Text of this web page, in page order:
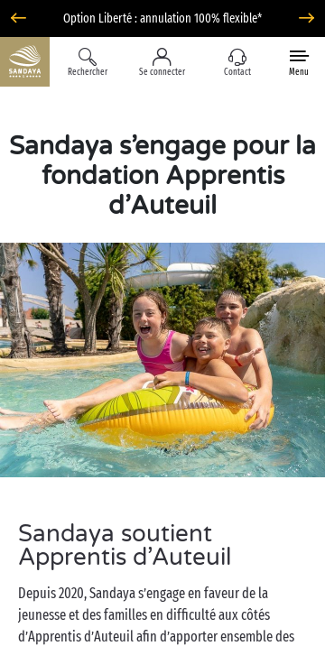
Option Liberté : annulation 100% flexible*
Rechercher Se connecter Contact Menu
Sandaya s’engage pour la
fondation Apprentis
d’Auteuil
Sandaya soutient
Apprentis d’Auteuil
Depuis 2020, Sandaya s’engage en faveur de la
jeunesse et des familles en difficulté aux côtés
d’Apprentis d’Auteuil afin d’apporter ensemble des